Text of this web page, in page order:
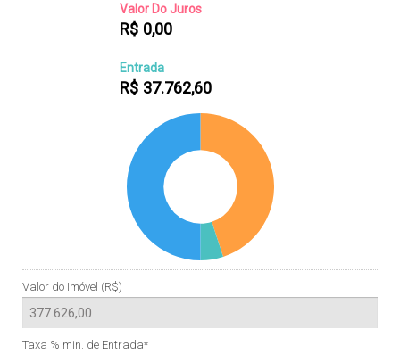
Valor Do Juros
R$ 0,00
Entrada
R$ 37.762,60
Valor do Imóvel (R$)
Taxa % min. de Entrada*